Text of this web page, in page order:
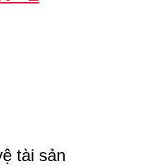
tài sản